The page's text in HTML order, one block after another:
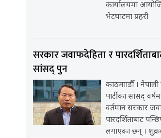
कार्यालयमा
भेटघाटमा प्रहरी
सरकार जवाफदेहिता र
सांसद् पुन
काठमााडौँ ।
पार्टीका सांसद्
वर्तमान सरकार
पारदर्शिताबाट
लगाएका छन् ।